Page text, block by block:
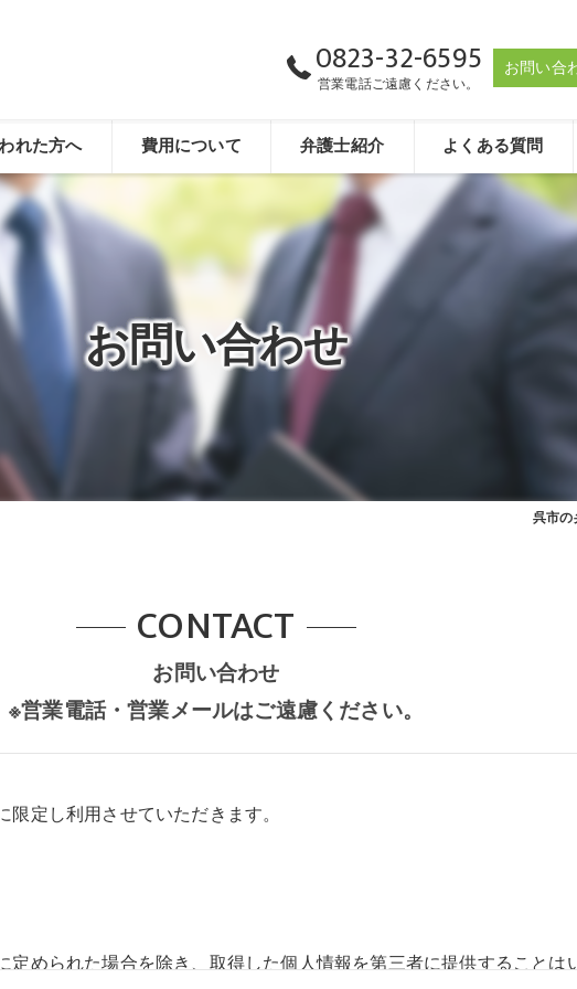
0823-32-6595
営業電話ご遠慮ください。
お問い合
れた方へ 費用について 弁護士紹介 よくある質問
お問い合わせ
呉市
お問い合わせ
※営業電話・営業メールはご遠慮ください。
CONTACT
定し利用させていただきます。
められた場合を除き、取得した個人情報を第三者に提供することは